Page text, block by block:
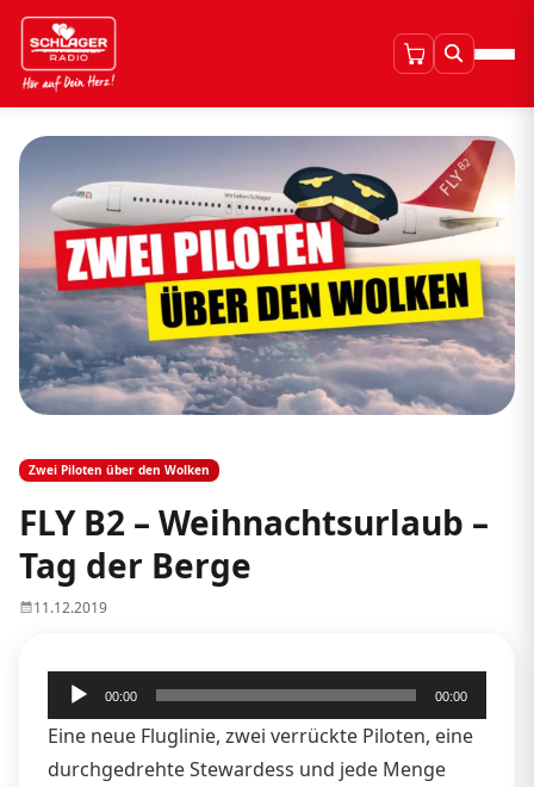
Zwei Piloten über den Wolken
FLY B2 – Weihnachtsurlaub –
Tag der Berge
11.12.2019
Audio-
Player
00:00 00:00
Eine neue Fluglinie, zwei verrückte Piloten, eine
durchgedrehte Stewardess und jede Menge